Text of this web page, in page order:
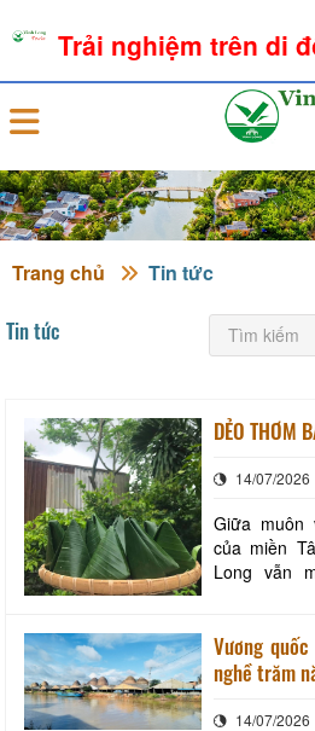
Đăng nhập
Trang chủ Tin tức
Tin tức
DẺO THƠM
14/07/2026
Giữa muôn
của miền
Long vẫn
lớp lá chuối
cả hương vị
chất của
Đối với nhiều
Vương
nghề trăm
14/07/2026
Trải nghiệm trên di